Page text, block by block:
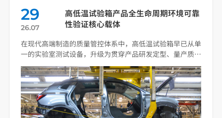
29
26.07
高低温试验箱产品全生命周期环境可靠
性验证核心载体
在现代高端制造的质量管控体系中，高低温试验箱早已从单
一的实验室测试设备，升级为贯穿产品研发定型、量产质
控、失效 […]